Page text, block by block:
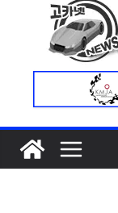
공개… 본격
2026년 7월
증가